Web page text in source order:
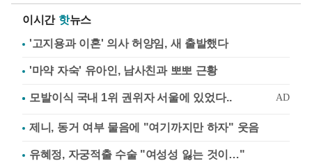
이시간 핫뉴스
'고지용과 이혼' 의사 허양임, 새 출발했다
'마약 자숙' 유아인, 남사친과 뽀뽀 근황
제니, 동거 여부 물음에 "여기까지만 하자" 웃음
유혜정, 자궁적출 수술 "여성성 잃는 것이…"